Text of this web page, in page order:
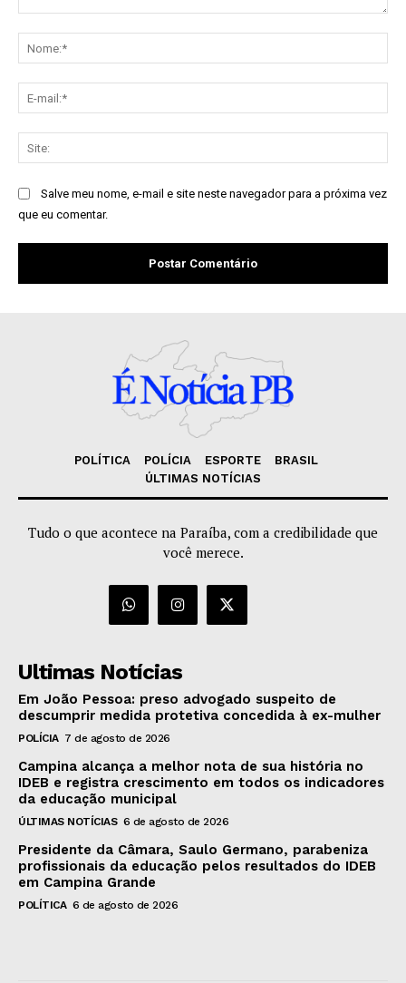
Salve meu nome, e-mail e site neste navegador para a próxima vez
que eu comentar.
POLÍTICA POLÍCIA ESPORTE
BRASIL
ÚLTIMAS NOTÍCIAS
Tudo o que acontece na Paraíba, com a credibilidade que
você merece.
Ultimas Notícias
Em João Pessoa: preso advogado suspeito de
descumprir medida protetiva concedida à ex-mulher
POLÍCIA 7 de agosto de 2026
Campina alcança a melhor nota de sua história no
IDEB e registra crescimento em todos os indicadores
da educação municipal
ÚLTIMAS NOTÍCIAS 6 de agosto de 2026
Presidente da Câmara, Saulo Germano, parabeniza
profissionais da educação pelos resultados do IDEB
em Campina Grande
POLÍTICA 6 de agosto de 2026